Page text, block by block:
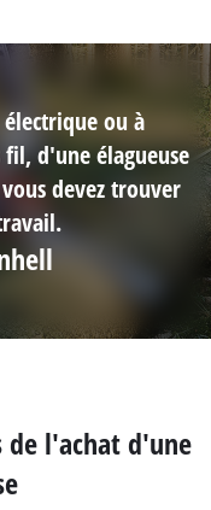
ou à
fil, d'une élagueuse
devez trouver
de l'achat d'une